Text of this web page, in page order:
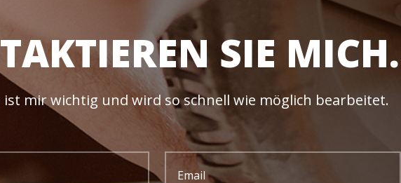
SIE MICH.
mir wichtig und wird so schnell wie möglich bearbeitet.